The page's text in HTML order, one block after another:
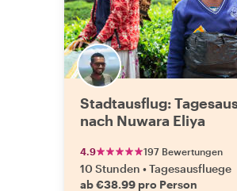
Stadtausflug:
nach Nuwara Eliya
4.9 197 Bewertungen
10 Stunden •Tagesausfluege
ab €38.99 pro Person